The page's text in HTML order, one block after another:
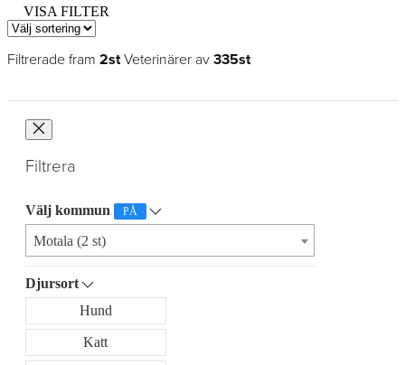
VISA FILTER
Filtrerade fram 2stVeterinärer av 335st
Filtrera
Välj kommun PÅ
Motala (2 st)
Djursort
Hund
Katt